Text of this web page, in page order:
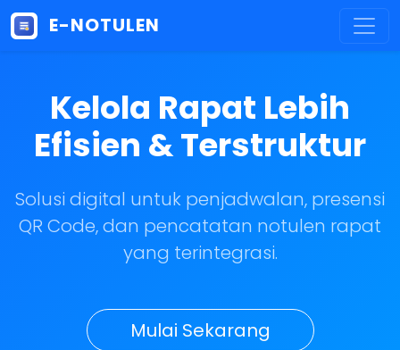
E-NOTULEN
Kelola Rapat Lebih
Efisien & Terstruktur
Solusi digital untuk penjadwalan, presensi
QR Code, dan pencatatan notulen rapat
yang terintegrasi.
Mulai Sekarang